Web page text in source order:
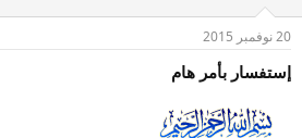
و
ض
ب
د
20 نوفمبر 2015
إستفسار بأمر هام